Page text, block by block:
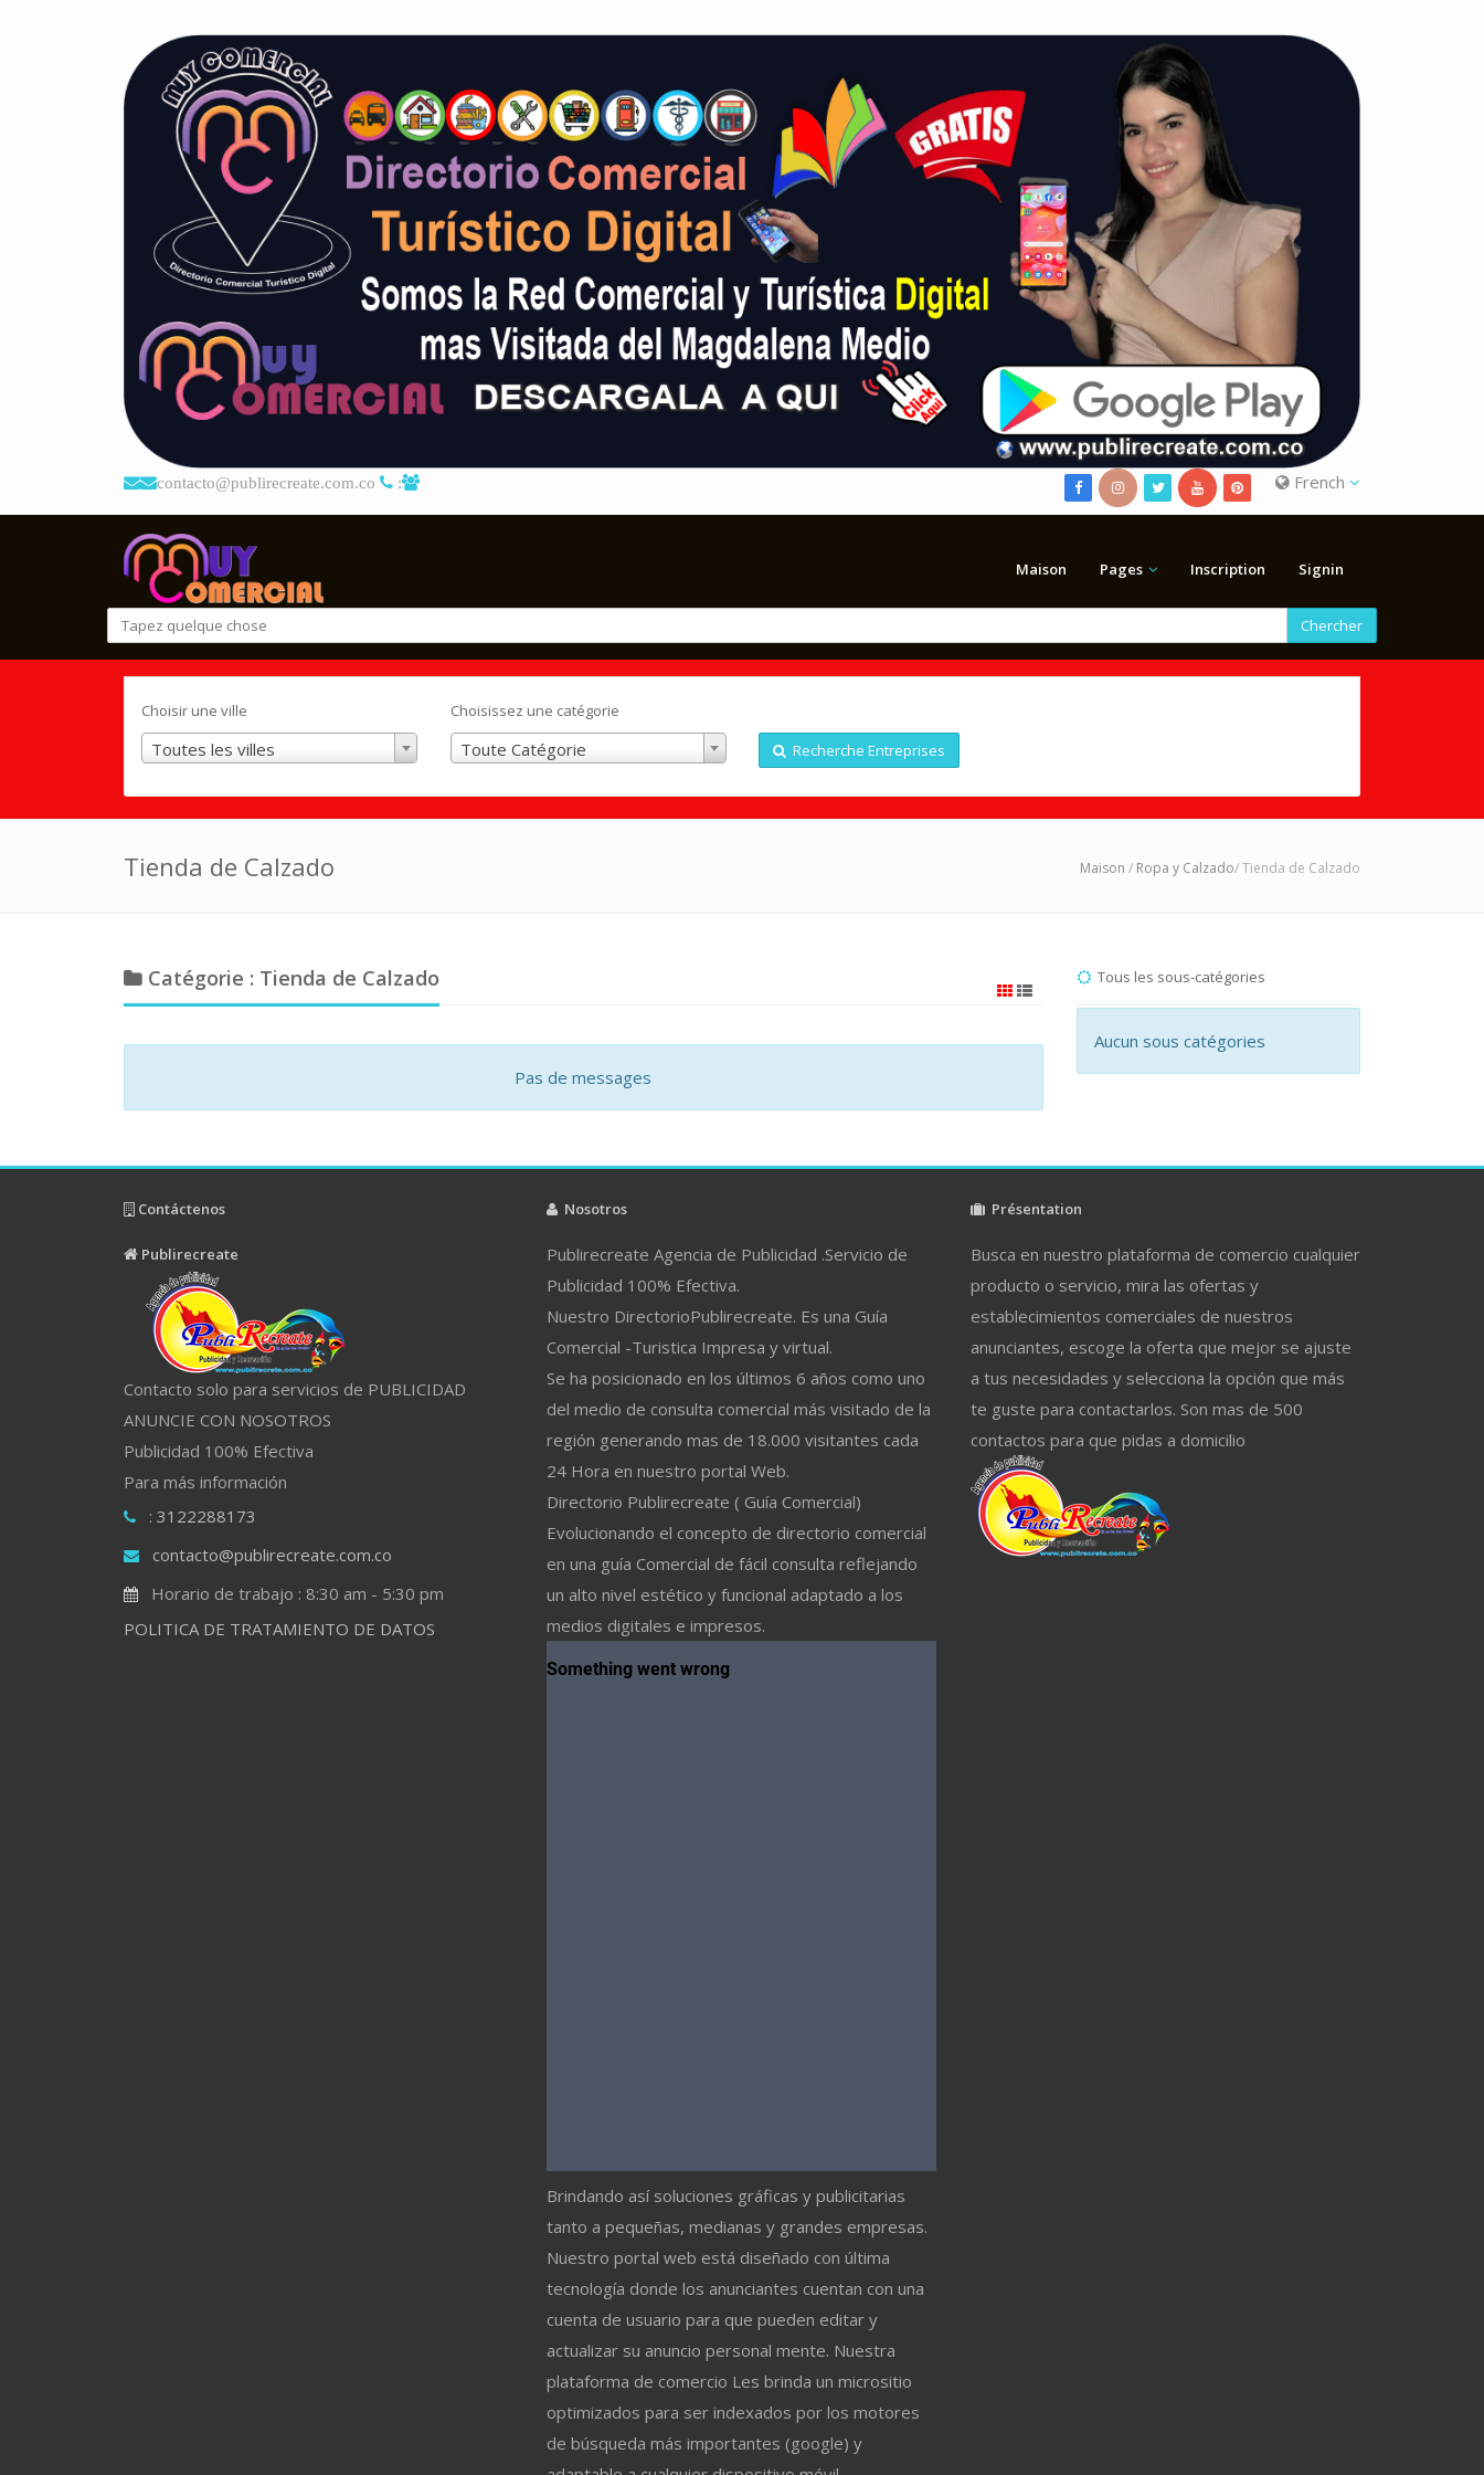
contacto@publirecreate.com.co : French
Maison Pages Inscription Signin
Chercher
Choisir une ville
Toutes les villes
Choisissez une catégorie
Toute Catégorie Recherche Entreprises
Tienda de Calzado Maison / Ropa y Calzado/ Tienda de Calzado
Catégorie : Tienda de Calzado
Pas de messages
Tous les sous-catégories
Aucun sous catégories
Contáctenos
Publirecreate
Contacto solo para servicios de PUBLICIDAD
ANUNCIE CON NOSOTROS
Publicidad 100% Efectiva
Para más información
: 3122288173
contacto@publirecreate.com.co
Horario de trabajo : 8:30 am - 5:30 pm
POLITICA DE TRATAMIENTO DE DATOS
Nosotros
Publirecreate Agencia de Publicidad .Servicio de
Publicidad 100% Efectiva.
Nuestro DirectorioPublirecreate. Es una Guía
Comercial -Turistica Impresa y virtual.
Se ha posicionado en los últimos 6 años como uno
del medio de consulta comercial más visitado de la
región generando mas de 18.000 visitantes cada
24 Hora en nuestro portal Web.
Directorio Publirecreate ( Guía Comercial)
Evolucionando el concepto de directorio comercial
en una guía Comercial de fácil consulta reflejando
un alto nivel estético y funcional adaptado a los
medios digitales e impresos.
Brindando así soluciones gráficas y publicitarias
tanto a pequeñas, medianas y grandes empresas.
Nuestro portal web está diseñado con última
tecnología donde los anunciantes cuentan con una
cuenta de usuario para que pueden editar y
actualizar su anuncio personal mente. Nuestra
plataforma de comercio Les brinda un micrositio
optimizados para ser indexados por los motores
de búsqueda más importantes (google) y
Présentation
Busca en nuestro plataforma de comercio cualquier
producto o servicio, mira las ofertas y
establecimientos comerciales de nuestros
anunciantes, escoge la oferta que mejor se ajuste
a tus necesidades y selecciona la opción que más
te guste para contactarlos. Son mas de 500
contactos para que pidas a domicilio